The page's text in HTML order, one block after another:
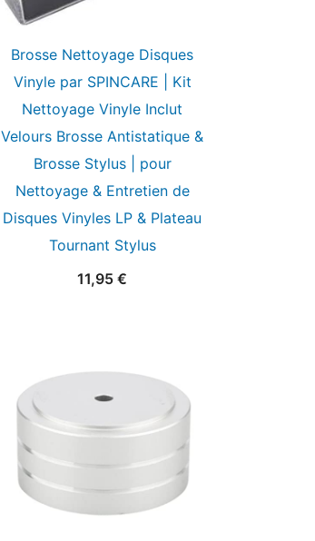
Brosse Nettoyage Disques
Vinyle par SPINCARE | Kit
Nettoyage Vinyle Inclut
Velours Brosse Antistatique &
Brosse Stylus | pour
Nettoyage & Entretien de
Disques Vinyles LP & Plateau
Tournant Stylus
11,95 €